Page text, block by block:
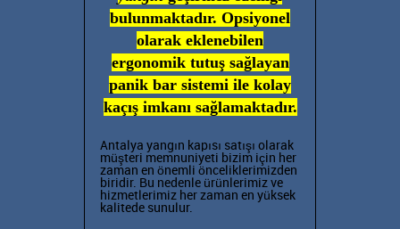
bulunmaktadır. Opsiyonel
olarak eklenebilen
ergonomik tutuş sağlayan
panik bar sistemi ile kolay
kaçış imkanı sağlamaktadır.
Antalya yangın kapısı satışı olarak
müşteri memnuniyeti bizim için her
zaman en önemli önceliklerimizden
biridir. Bu nedenle ürünlerimiz ve
hizmetlerimiz her zaman en yüksek
kalitede sunulur.